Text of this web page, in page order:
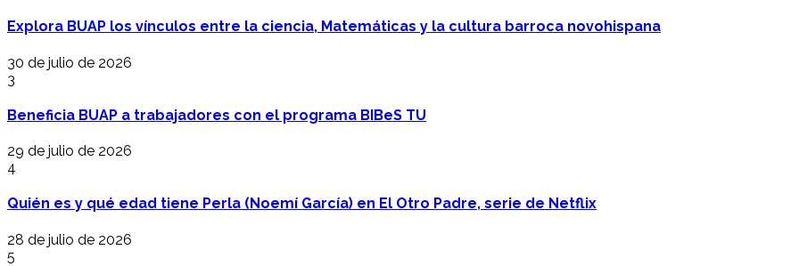
Explora BUAP los vínculos entre la ciencia, Matemáticas y la cultura barroca novohispana
30 de julio de 2026
3
Beneficia BUAP a trabajadores con el programa BIBeS TU
29 de julio de 2026
4
Quién es y qué edad tiene Perla (Noemí García) en El Otro Padre, serie de Netflix
28 de julio de 2026
5